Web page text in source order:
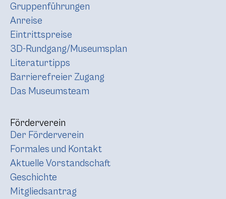
Gruppenführungen
Anreise
Eintrittspreise
3D-Rundgang/Museumsplan
Literaturtipps
Barrierefreier Zugang
Das Museumsteam
Förderverein
Der Förderverein
Formales und Kontakt
Aktuelle Vorstandschaft
Geschichte
Mitgliedsantrag